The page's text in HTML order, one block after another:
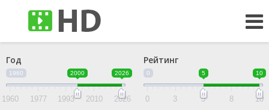
Год
1960 2000 2026
1960 1977 1993 2010 2026
Рейтинг
0 5 10
0 3 5 8 10